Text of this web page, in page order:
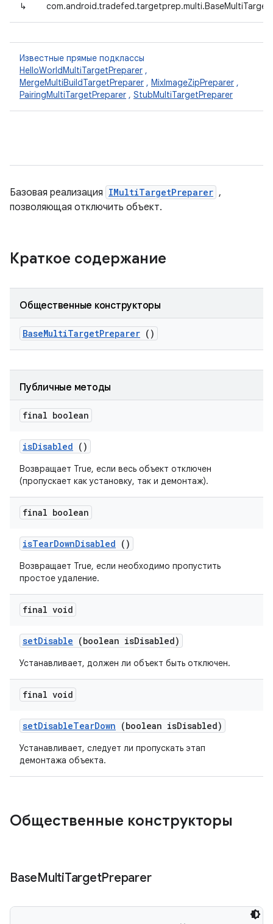
↳
Известные прямые подклассы
HelloWorldMultiTargetPreparer ,
MergeMultiBuildTargetPreparer , MixImageZipPreparer ,
PairingMultiTargetPreparer , StubMultiTargetPreparer
Базовая реализация IMultiTargetPreparer ,
позволяющая отключить объект.
Краткое содержание
Общественные конструкторы
BaseMultiTargetPreparer ()
Публичные методы
final boolean
isDisabled ()
Возвращает True, если весь объект отключен
(пропускает как установку, так и демонтаж).
final boolean
isTearDownDisabled ()
Возвращает True, если необходимо пропустить
простое удаление.
final void
setDisable (boolean isDisabled)
Устанавливает, должен ли объект быть отключен.
final void
setDisableTearDown (boolean isDisabled)
Устанавливает, следует ли пропускать этап
демонтажа объекта.
Общественные конструкторы
BaseMultiTargetPreparer